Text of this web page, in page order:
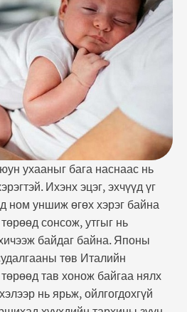
хандан эх хэлээр нь
ухааныг бага наснаас нь
Ихэнх эцэг, эхчүүд үг
ном уншиж өгөх хэрэг байна
сонсож, утгыг нь
байдаг байна. Японы
төв Италийн
тав хонож байгаа нялх
нь ярьж, ойлгогдохгүй